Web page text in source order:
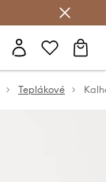
Teplákové